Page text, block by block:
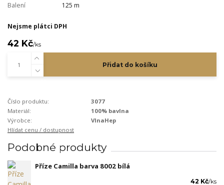
Balení
125 m
Nejsme plátci DPH
42 Kč/ks
Přidat do košíku
Číslo produktu:
3077
Materiál:
100% bavlna
Výrobce:
VlnaHep
Hlídat cenu / dostupnost
Podobné produkty
Příze Camilla barva 8002 bílá
42 Kč/ks